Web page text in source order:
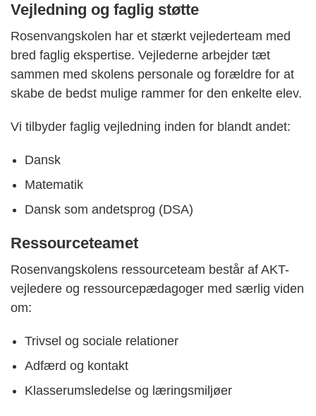
Vejledning og faglig støtte
Rosenvangskolen har et stærkt vejlederteam med
bred faglig ekspertise. Vejlederne arbejder tæt
sammen med skolens personale og forældre for at
skabe de bedst mulige rammer for den enkelte elev.
Vi tilbyder faglig vejledning inden for blandt andet:
Dansk
Matematik
Dansk som andetsprog (DSA)
Ressourceteamet
Rosenvangskolens ressourceteam består af AKT-
vejledere og ressourcepædagoger med særlig viden
om:
Trivsel og sociale relationer
Adfærd og kontakt
Klasserumsledelse og læringsmiljøer